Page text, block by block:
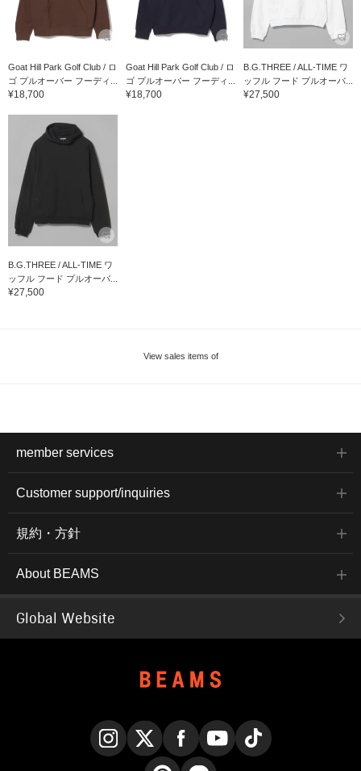
Goat Hill Park Golf Club / ロ
ゴ プルオーバー フーディ...
¥18,700
Goat Hill Park Golf Club / ロ
ゴ プルオーバー フーディ...
¥18,700
B.G.THREE / ALL-TIME ワ
ッフル フード プルオーバ...
¥27,500
B.G.THREE / ALL-TIME ワ
ッフル フード プルオーバ...
¥27,500
View sales items of
member services
Customer support/inquiries
規約・方針
About BEAMS
Global Website